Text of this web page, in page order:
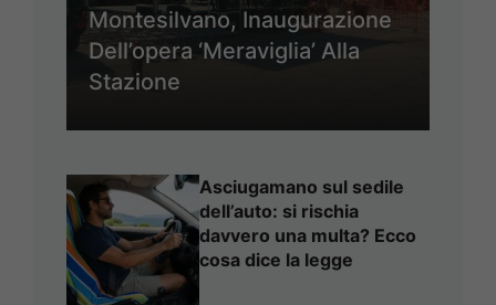
Montesilvano, Inaugurazione
Dell’opera ‘Meraviglia’ Alla
Stazione
Asciugamano sul sedile
dell’auto: si rischia
davvero una multa? Ecco
cosa dice la legge